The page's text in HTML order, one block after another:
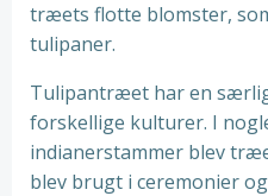
træets flotte blomster,
tulipaner.
Tulipantræet har en
forskellige kulturer. I
indianerstammer blev
blev brugt i ceremonier